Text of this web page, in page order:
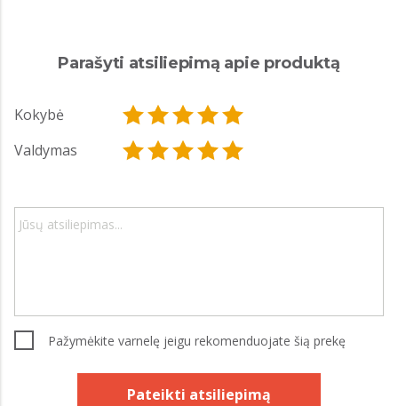
Parašyti atsiliepimą apie produktą
Kokybė
Valdymas
Pažymėkite varnelę jeigu rekomenduojate šią prekę
Pateikti atsiliepimą